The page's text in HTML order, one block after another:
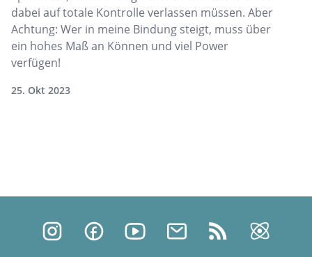
dabei auf totale Kontrolle verlassen müssen. Aber
Achtung: Wer in meine Bindung steigt, muss über
ein hohes Maß an Können und viel Power
verfügen!
25. Okt 2023